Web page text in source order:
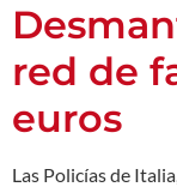
red de
euros
Las Policías de